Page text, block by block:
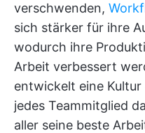
verschwenden,
sich stärker für ihre
wodurch ihre
Arbeit verbessert
entwickelt eine
jedes Teammitglied
aller seine beste